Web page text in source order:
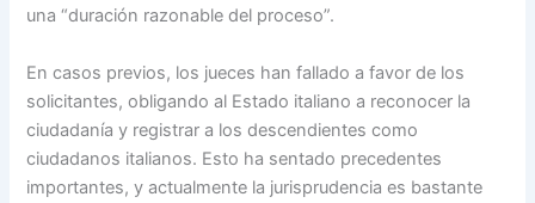
una “duración razonable del proceso”.
En casos previos, los jueces han fallado a favor de los
solicitantes, obligando al Estado italiano a reconocer la
ciudadanía y registrar a los descendientes como
ciudadanos italianos. Esto ha sentado precedentes
importantes, y actualmente la jurisprudencia es bastante